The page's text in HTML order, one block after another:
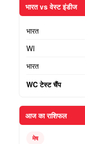
भारत vs वेस्ट इंडीज
भारत
WI
भारत
WC टेस्ट चैंप
आज का राशिफल
मेष